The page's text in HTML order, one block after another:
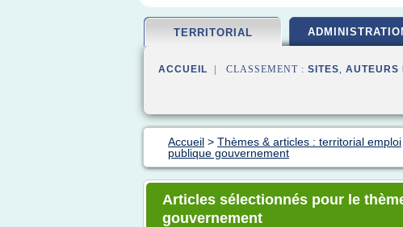
TERRITORIAL
ACCUEIL | CLASSEMENT : SITES, AUTEURS
Accueil > Thèmes & articles : territorial emploi
publique gouvernement
Articles sélectionnés pour le
gouvernement